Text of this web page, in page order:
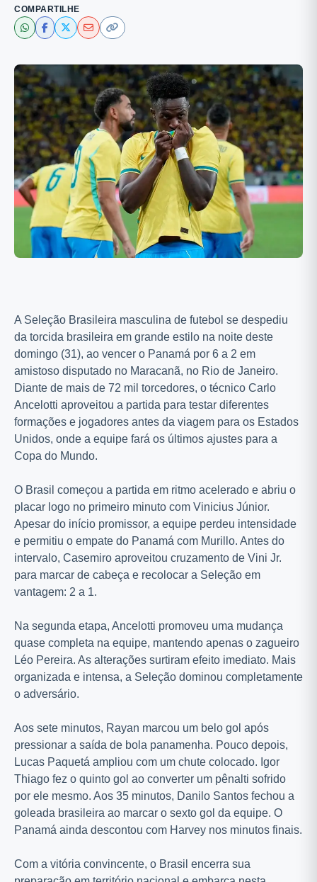
COMPARTILHE
A Seleção Brasileira masculina de futebol se despediu
da torcida brasileira em grande estilo na noite deste
domingo (31), ao vencer o Panamá por 6 a 2 em
amistoso disputado no Maracanã, no Rio de Janeiro.
Diante de mais de 72 mil torcedores, o técnico Carlo
Ancelotti aproveitou a partida para testar diferentes
formações e jogadores antes da viagem para os Estados
Unidos, onde a equipe fará os últimos ajustes para a
Copa do Mundo.
O Brasil começou a partida em ritmo acelerado e abriu o
placar logo no primeiro minuto com Vinicius Júnior.
Apesar do início promissor, a equipe perdeu intensidade
e permitiu o empate do Panamá com Murillo. Antes do
intervalo, Casemiro aproveitou cruzamento de Vini Jr.
para marcar de cabeça e recolocar a Seleção em
vantagem: 2 a 1.
Na segunda etapa, Ancelotti promoveu uma mudança
quase completa na equipe, mantendo apenas o zagueiro
Léo Pereira. As alterações surtiram efeito imediato. Mais
organizada e intensa, a Seleção dominou completamente
o adversário.
Aos sete minutos, Rayan marcou um belo gol após
pressionar a saída de bola panamenha. Pouco depois,
Lucas Paquetá ampliou com um chute colocado. Igor
Thiago fez o quinto gol ao converter um pênalti sofrido
por ele mesmo. Aos 35 minutos, Danilo Santos fechou a
goleada brasileira ao marcar o sexto gol da equipe. O
Panamá ainda descontou com Harvey nos minutos finais.
Com a vitória convincente, o Brasil encerra sua